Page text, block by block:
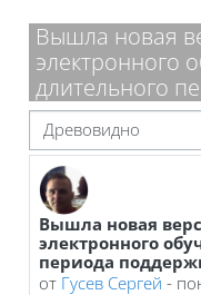
Блоки
Вышла новая
электронного
длительного
Режим отображения
Вышла новая
электронного
периода
от Гусев Сергей -
Количество